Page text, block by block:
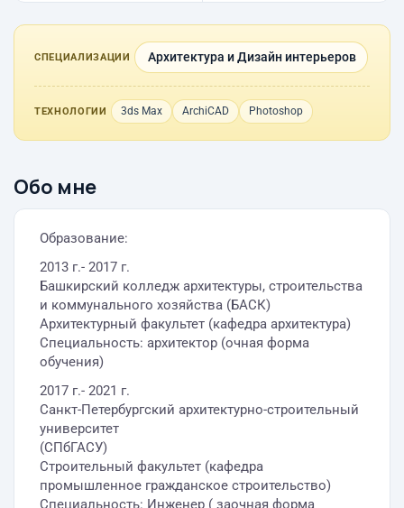
СПЕЦИАЛИЗАЦИИ Архитектура и Дизайн интерьеров
ТЕХНОЛОГИИ 3ds Max ArchiCAD Photoshop
Обо мне
Образование:
2013 г.- 2017 г.
Башкирский колледж архитектуры, строительства
и коммунального хозяйства (БАСК)
Архитектурный факультет (кафедра архитектура)
Специальность: архитектор (очная форма
обучения)
2017 г.- 2021 г.
Санкт-Петербургский архитектурно-строительный
университет
(СПбГАСУ)
Строительный факультет (кафедра
промышленное гражданское строительство)
Специальность: Инженер ( заочная форма